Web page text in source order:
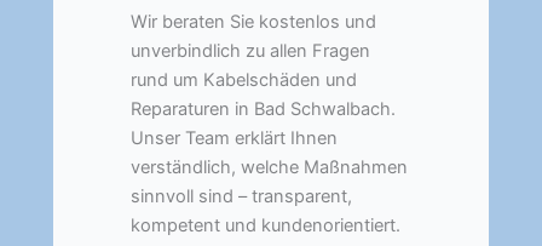
Wir beraten Sie kostenlos und
unverbindlich zu allen Fragen
rund um Kabelschäden und
Reparaturen in Bad Schwalbach.
Unser Team erklärt Ihnen
verständlich, welche Maßnahmen
sinnvoll sind – transparent,
kompetent und kundenorientiert.